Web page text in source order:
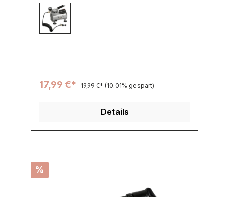
003 -
17,99 €* 19,99 €* (10.01% gespart)
Details
%